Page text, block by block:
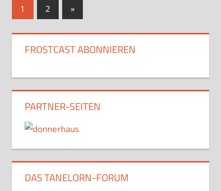
Seitennummerierung
Beiträge
1 2
Nächste
Beiträge
»
FROSTCAST ABONNIEREN
PARTNER-SEITEN
DAS TANELORN-FORUM